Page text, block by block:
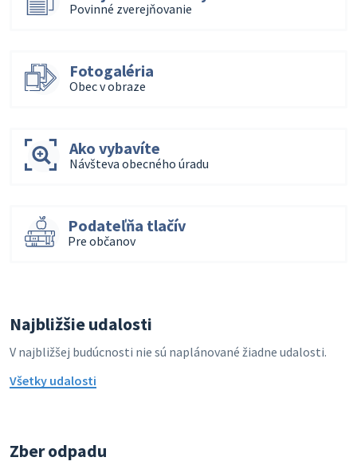
Povinné zverejňovanie
Fotogaléria
Obec v obraze
Ako vybavíte
Návšteva obecného úradu
Podateľňa tlačív
Pre občanov
Najbližšie udalosti
V najbližšej budúcnosti nie sú naplánované žiadne udalosti.
Všetky udalosti
Zber odpadu